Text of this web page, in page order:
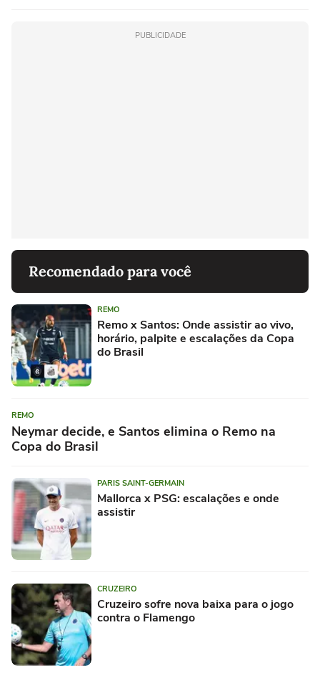
PUBLICIDADE
Recomendado para você
REMO
Remo x Santos: Onde assistir ao vivo,
horário, palpite e escalações da Copa
do Brasil
REMO
Neymar decide, e Santos elimina o Remo na
Copa do Brasil
PARIS SAINT-GERMAIN
Mallorca x PSG: escalações e onde
assistir
CRUZEIRO
Cruzeiro sofre nova baixa para o jogo
contra o Flamengo